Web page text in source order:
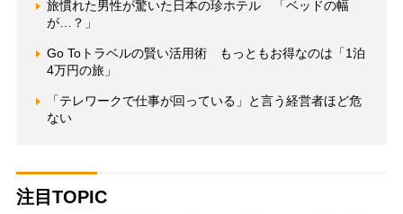
旅慣れた男性が驚いた日本の珍ホテル 「ベッドの幅
が…？」
Go Toトラベルの賢い活用術 もっともお得なのは「1泊
4万円の旅」
「テレワークで仕事が回っている」と言う経営者ほど危
ない
注目TOPIC